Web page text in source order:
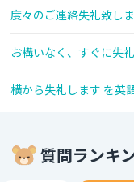
度々のご連絡失礼致し
お構いなく、すぐに失
横から失礼します を英
質問ランキ